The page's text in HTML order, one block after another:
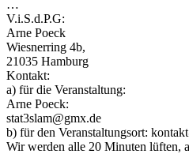
…
V.i.S.d.P.G:
Arne Poeck
Wiesnerring 4b,
21035 Hamburg
Kontakt:
a) für die Veranstaltung:
Arne Poeck:
stat3slam@gmx.de
b) für den Veranstaltungsort:
Wir werden alle 20 Minuten lüften,